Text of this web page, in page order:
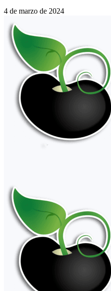
4 de marzo de 2024